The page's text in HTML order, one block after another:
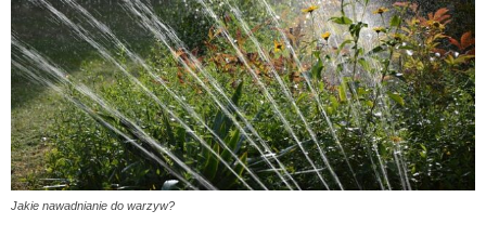
Jakie nawadnianie do warzyw?